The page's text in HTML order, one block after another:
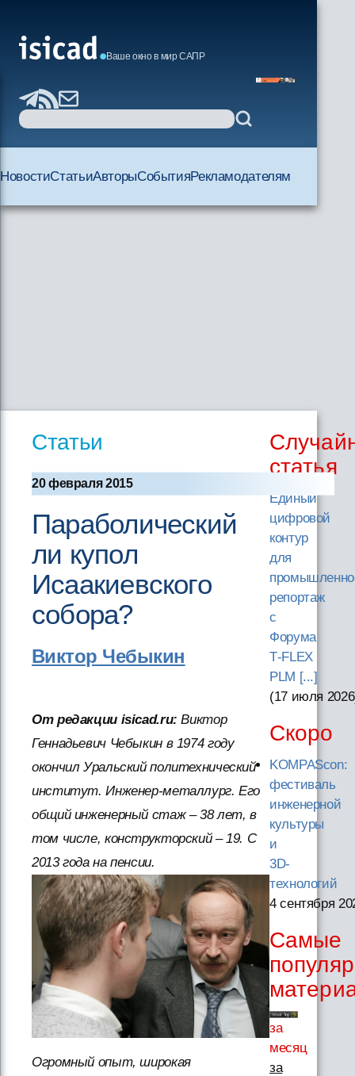
Ваше окно в мир САПР
НовостиСтатьиАвторыСобытияРекламодателям
Статьи
20 февраля 2015
Параболический
ли купол
Исаакиевского
собора?
Виктор Чебыкин
От редакции isicad.ru: Виктор
Геннадьевич Чебыкин в 1974 году
окончил Уральский политехнический
институт. Инженер-металлург. Его
общий инженерный стаж – 38 лет, в
том числе, конструкторский – 19. С
2013 года на пенсии.
Огромный опыт, широкая
статья
Единый
цифровой
контур
для
репортаж
с
Форума
T‑FLEX
PLM [...]
(17 июля 2026
Скоро
KOMPAScon:
фестиваль
инженерной
культуры
и
3D-
технологий
4 сентября
Самые
за
месяц
за